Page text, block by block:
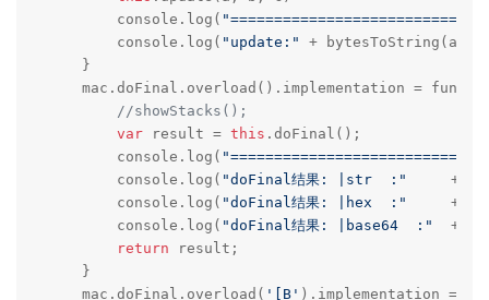
        console.log(
        console.log(
"update:"
+ bytesToString(a)
    }
mac.doFinal.overload().implementation =
//showStacks();
var result = this .doFinal();
        console.log(
        console.log(
"doFinal结果: |str  :"
+
        console.log(
"doFinal结果: |hex  :"
+
        console.log(
"doFinal结果: |base64  :"
+
return result;
    }
    mac.doFinal.overload(
'[B' ).implementation =